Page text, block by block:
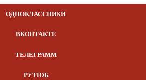
ОДНОКЛАССНИКИ
ВКОНТАКТЕ
ТЕЛЕГРАММ
РУТЮБ